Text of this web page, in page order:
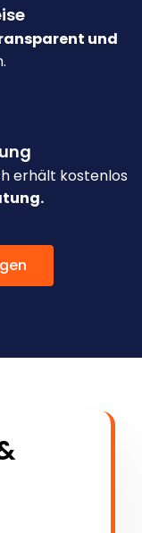
und
erhält kostenlos